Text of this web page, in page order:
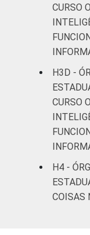
CURSO
H3D -
CURSO
H4 -
COISAS